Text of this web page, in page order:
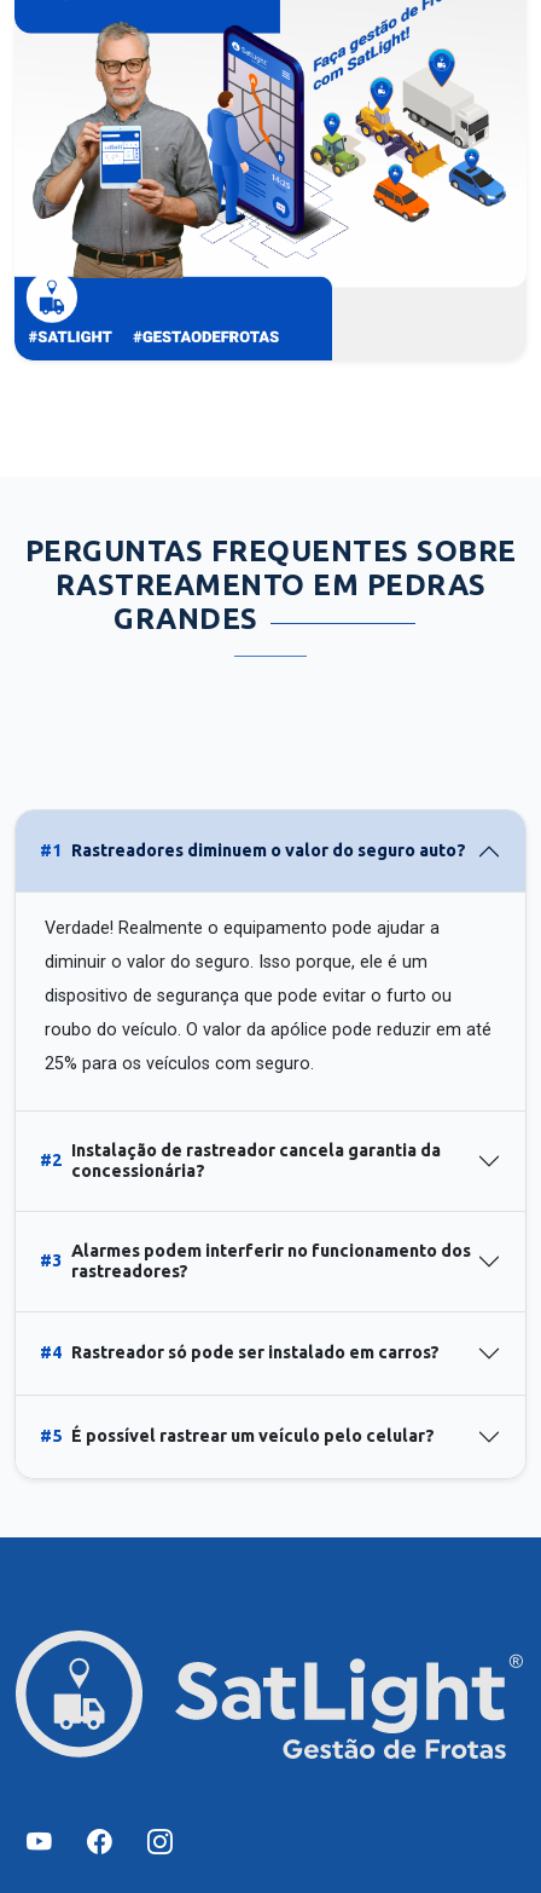
PERGUNTAS FREQUENTES SOBRE
RASTREAMENTO EM PEDRAS
GRANDES
#1 Rastreadores diminuem o valor do seguro auto?
Verdade! Realmente o equipamento pode ajudar a
diminuir o valor do seguro. Isso porque, ele é um
dispositivo de segurança que pode evitar o furto ou
roubo do veículo. O valor da apólice pode reduzir em até
25% para os veículos com seguro.
#2
Instalação de rastreador cancela garantia da
concessionária?
#3
Alarmes podem interferir no funcionamento dos
rastreadores?
#4 Rastreador só pode ser instalado em carros?
#5 É possível rastrear um veículo pelo celular?